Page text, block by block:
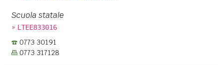
Scuola statale
» LTEE833016
0773 30191
0773 317128